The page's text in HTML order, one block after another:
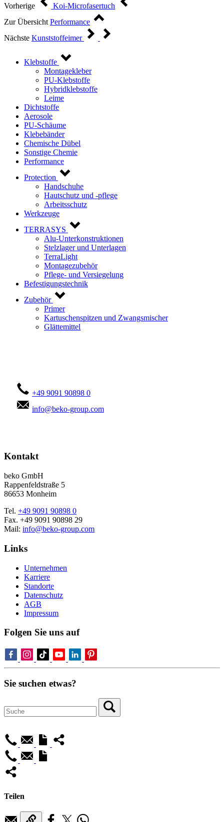
Vorherige
Koi-Microfasertuch
Zur Übersicht Performance
Nächste Kunststoffeimer
Klebstoffe
Montagekleber
PU-Klebstoffe
Hybridklebstoffe
Leime
Dichtstoffe
Aerosole
PU-Schäume
Klebebänder
Chemische Dübel
Sonstige Chemie
Performance
Protection
Handschuhe
Hautschutz und -pflege
Arbeitsschutz
Werkzeuge
TERRASYS
Alu-Unterkonstruktionen
Stelzlager und Unterlagen
TerraLight
Montagezubehör
Pflege- und Versiegelung
Befestigungstechnik
Zubehör
Primer
Kartuschenspitzen und Zwangsmischer
Glättemittel
+49 9091 90898 0
info@beko-group.com
Kontakt
beko GmbH
Rappenfeldstraße 5
86653 Monheim
Tel. +49 9091 90898 0
Fax. +49 9091 90898 29
Mail: info@beko-group.com
Links
Unternehmen
Karriere
Standorte
Datenschutz
AGB
Impressum
Folgen Sie uns auf
Sie suchen etwas?
Teilen